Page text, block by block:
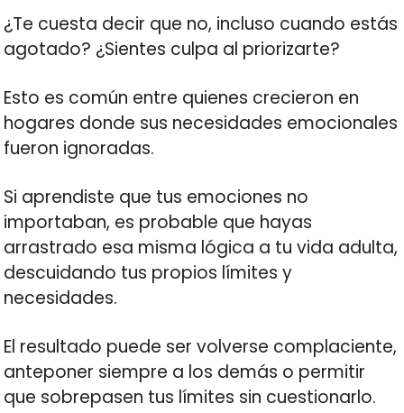
¿Te cuesta decir que no, incluso cuando estás
agotado? ¿Sientes culpa al priorizarte?
Esto es común entre quienes crecieron en
hogares donde sus necesidades emocionales
fueron ignoradas.
Si aprendiste que tus emociones no
importaban, es probable que hayas
arrastrado esa misma lógica a tu vida adulta,
descuidando tus propios límites y
necesidades.
El resultado puede ser volverse complaciente,
anteponer siempre a los demás o permitir
que sobrepasen tus límites sin cuestionarlo.